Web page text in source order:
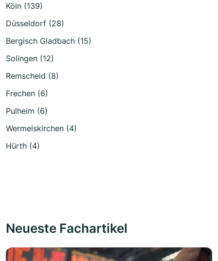
Köln (139)
Düsseldorf (28)
Bergisch Gladbach (15)
Solingen (12)
Remscheid (8)
Frechen (6)
Pulheim (6)
Wermelskirchen (4)
Hürth (4)
Neueste Fachartikel